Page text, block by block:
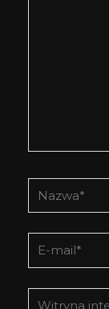
Nazwa*
E-
mail*
Witryna